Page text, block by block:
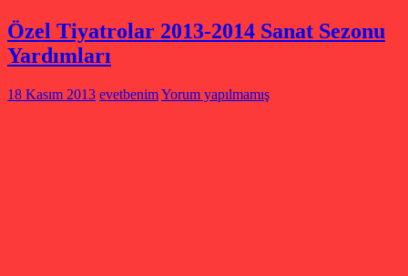
Özel Tiyatrolar 2013-2014 Sanat Sezonu
Yardımları
18 Kasım 2013 evetbenimYorum yapılmamış